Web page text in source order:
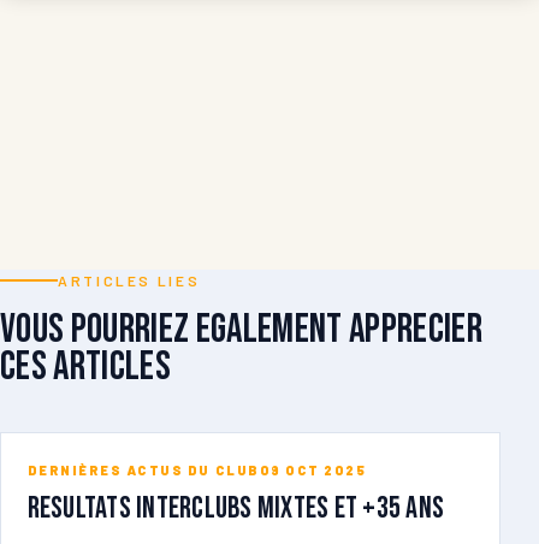
ARTICLES LIES
Vous pourriez egalement apprecier
ces articles
DERNIÈRES ACTUS DU CLUB 09 OCT 2025
RESULTATS Interclubs MIXTES et +35 ans